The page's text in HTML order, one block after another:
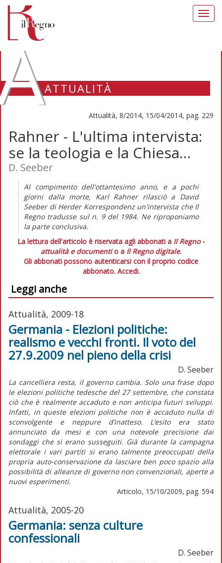
ATTUALITÀ
Attualità, 8/2014, 15/04/2014, pag. 229
Rahner - L'ultima intervista:
se la teologia e la Chiesa…
D. Seeber
Al compimento dell'ottantesimo anno, e a pochi
giorni dalla morte, Karl Rahner rilasciò a David
Seeber di Herder Korrespondenz un'intervista che Il
Regno tradusse sul n. 9 del 1984. Ne riproponiamo
la parte conclusiva.
La lettura dell'articolo è riservata agli abbonati a Il Regno -
attualità e documentio a Il Regno digitale.
Gli abbonati possono autenticarsi con il proprio codice
abbonato. Accedi.
Leggi anche
Attualità, 2009-18
Germania - Elezioni politiche:
realismo e vecchi fronti. Il voto del
27.9.2009 nel pieno della crisi
D. Seeber
La cancelliera resta, il governo cambia. Solo una frase dopo
le elezioni politiche tedesche del 27 settembre, che constata
ciò che è realmente accaduto e non anticipa futuri sviluppi.
Infatti, in queste elezioni politiche non è accaduto nulla di
sconvolgente e neppure d’inatteso. L’esito era stato
annunciato da mesi e con una notevole precisione dai
sondaggi che si erano susseguiti. Già durante la campagna
elettorale i vari partiti si erano talmente preoccupati della
propria auto-conservazione da lasciare ben poco spazio alla
possibilità di alleanze di governo non convenzionali, aperte a
nuovi esperimenti.
Articolo, 15/10/2009, pag. 594
Attualità, 2005-20
Germania: senza culture
confessionali
D. Seeber